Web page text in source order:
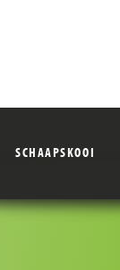
SCHAAPSKOOI